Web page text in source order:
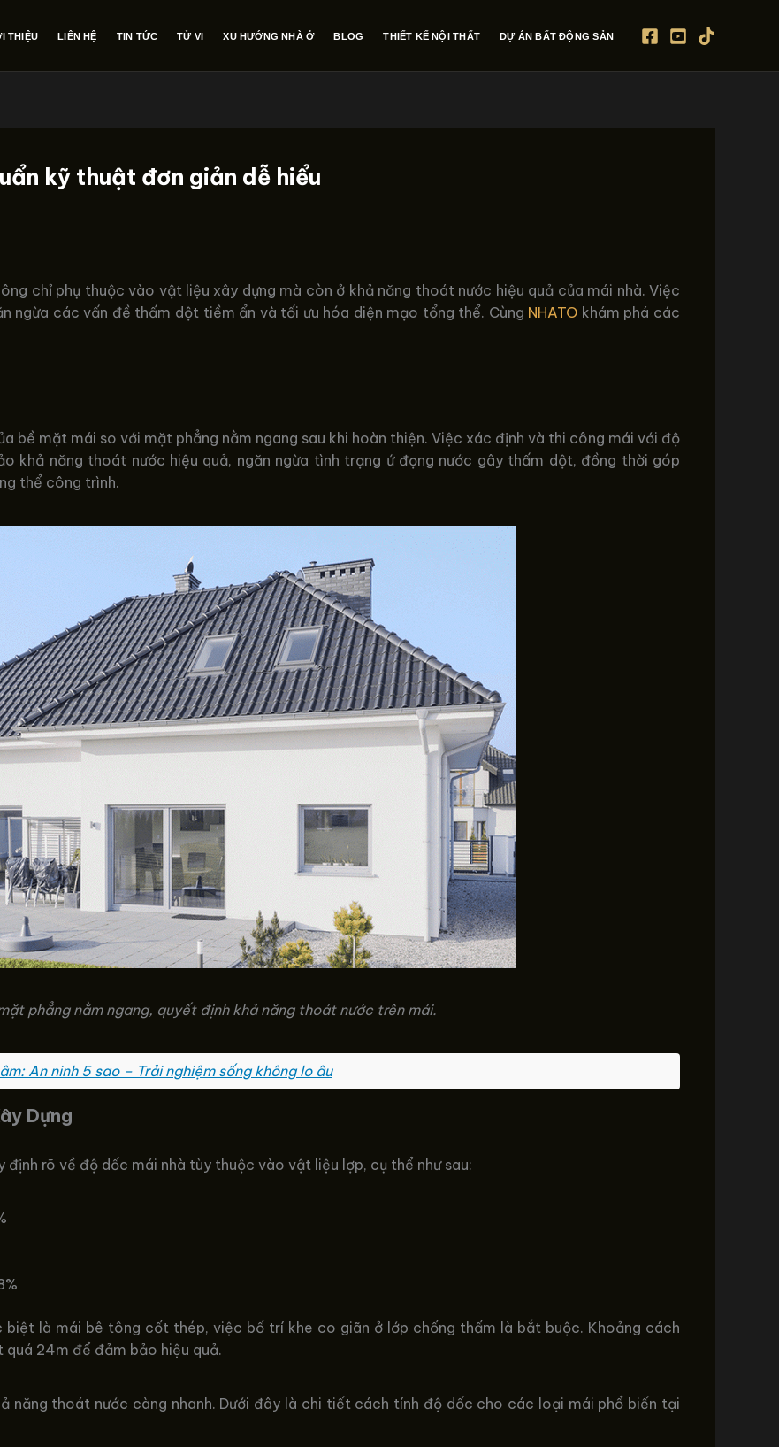
THIỆU LIÊN HỆ TIN TỨC TỬ VI XU HƯỚNG NHÀ Ở BLOG THIẾT KẾ NỘI THẤT DỰ ÁN BẤT ĐỘNG SẢN
kỹ thuật đơn giản dễ hiểu
chỉ phụ thuộc vào vật liệu xây dựng mà còn ở khả năng thoát nước hiệu quả của mái nhà. Việc
ngừa các vấn đề thấm dột tiềm ẩn và tối ưu hóa diện mạo tổng thể. Cùng NHATO khám phá các
bề mặt mái so với mặt phẳng nằm ngang sau khi hoàn thiện. Việc xác định và thi công mái với độ
khả năng thoát nước hiệu quả, ngăn ngừa tình trạng ứ đọng nước gây thấm dột, đồng thời góp
thể công trình.
phẳng nằm ngang, quyết định khả năng thoát nước trên mái.
An ninh 5 sao – Trải nghiệm sống không lo âu
Dựng
rõ về độ dốc mái nhà tùy thuộc vào vật liệu lợp, cụ thể như sau:
là mái bê tông cốt thép, việc bố trí khe co giãn ở lớp chống thấm là bắt buộc. Khoảng cách
quá 24m để đảm bảo hiệu quả.
năng thoát nước càng nhanh. Dưới đây là chi tiết cách tính độ dốc cho các loại mái phổ biến tại